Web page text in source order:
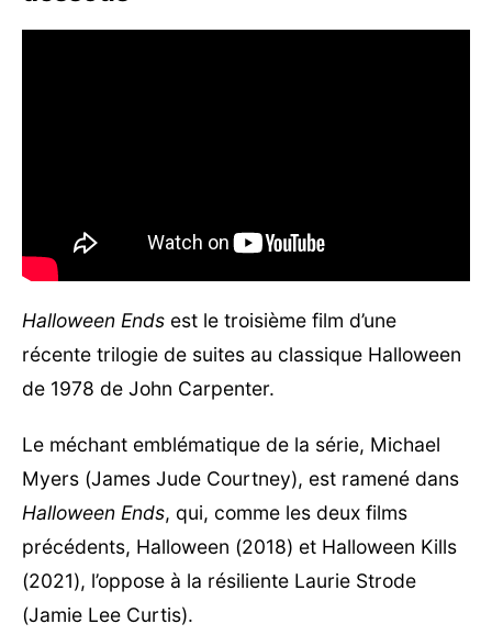
Halloween Ends est le troisième film d’une
récente trilogie de suites au classique Halloween
de 1978 de John Carpenter.
Le méchant emblématique de la série, Michael
Myers (James Jude Courtney), est ramené dans
Halloween Ends, qui, comme les deux films
précédents, Halloween (2018) et Halloween Kills
(2021), l’oppose à la résiliente Laurie Strode
(Jamie Lee Curtis).